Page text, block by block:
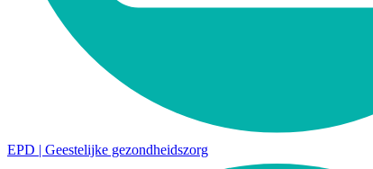
EPD | Geestelijke gezondheidszorg